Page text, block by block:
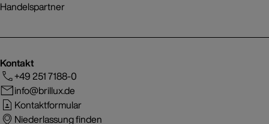
Handelspartner
Kontakt
+49 251 7188-0
info@brillux.de
Kontaktformular
Niederlassung finden